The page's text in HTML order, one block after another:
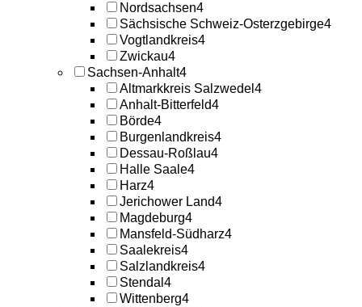
Nordsachsen4
Sächsische Schweiz-Osterzgebirge4
Vogtlandkreis4
Zwickau4
Sachsen-Anhalt4
Altmarkkreis Salzwedel 4
Anhalt-Bitterfeld4
Börde4
Burgenlandkreis4
Dessau-Roßlau4
Halle Saale4
Harz4
Jerichower Land4
Magdeburg4
Mansfeld-Südharz4
Saalekreis4
Salzlandkreis4
Stendal 4
Wittenberg4